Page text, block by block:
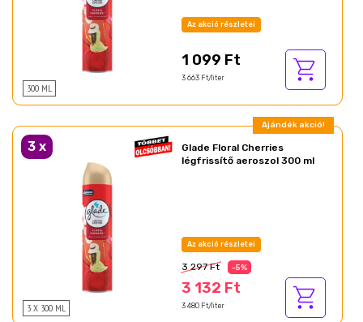
300 ML
Az akció részletei
1 099 Ft
3 663 Ft/liter
Ajándék akció!
3 x
3 X 300 ML
Glade Floral Cherries
légfrissítő aeroszol 300 ml
Az akció részletei
3 297 Ft -5%
3 132 Ft
3 480 Ft/liter